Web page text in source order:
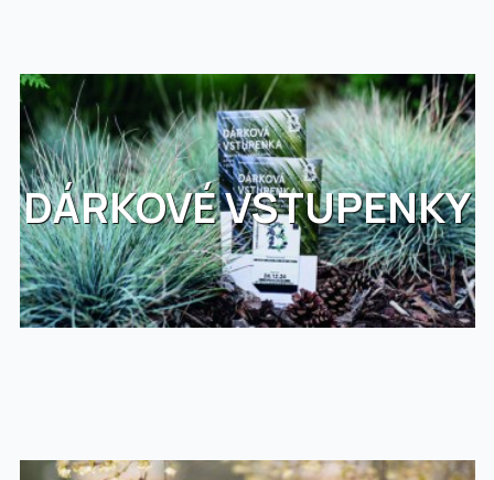
DÁRKOVÉ VSTUPENKY